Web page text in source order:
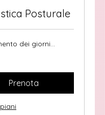
Posturale
dei giorni...
Prenota